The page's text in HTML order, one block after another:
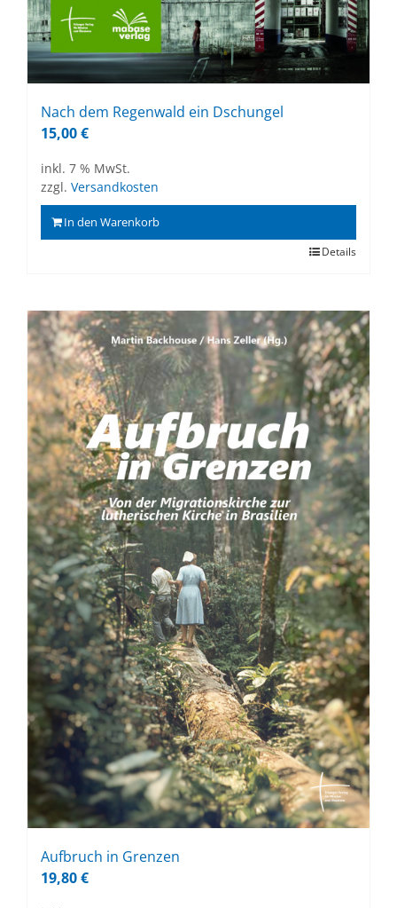
Nach dem Re­gen­wald ein Dschun­gel
15,00€
inkl. 7 % MwSt.
zzgl. Versandkosten
In den Warenkorb
Details
Auf­bruch in Gren­zen
19,80€